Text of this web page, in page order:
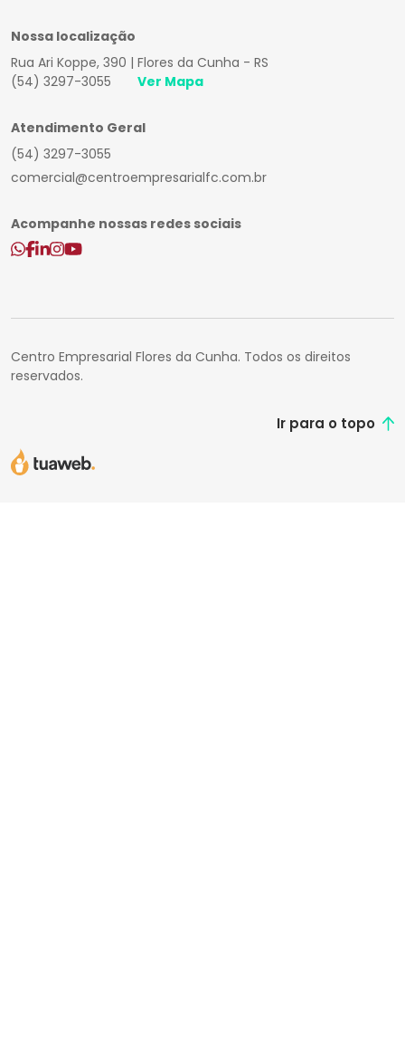
Nossa localização
Rua Ari Koppe, 390 | Flores da Cunha - RS
(54) 3297-3055
Ver Mapa
Atendimento Geral
(54) 3297-3055
comercial@centroempresarialfc.com.br
Acompanhe nossas redes sociais
Centro Empresarial Flores da Cunha. Todos os direitos
reservados.
Ir para o topo